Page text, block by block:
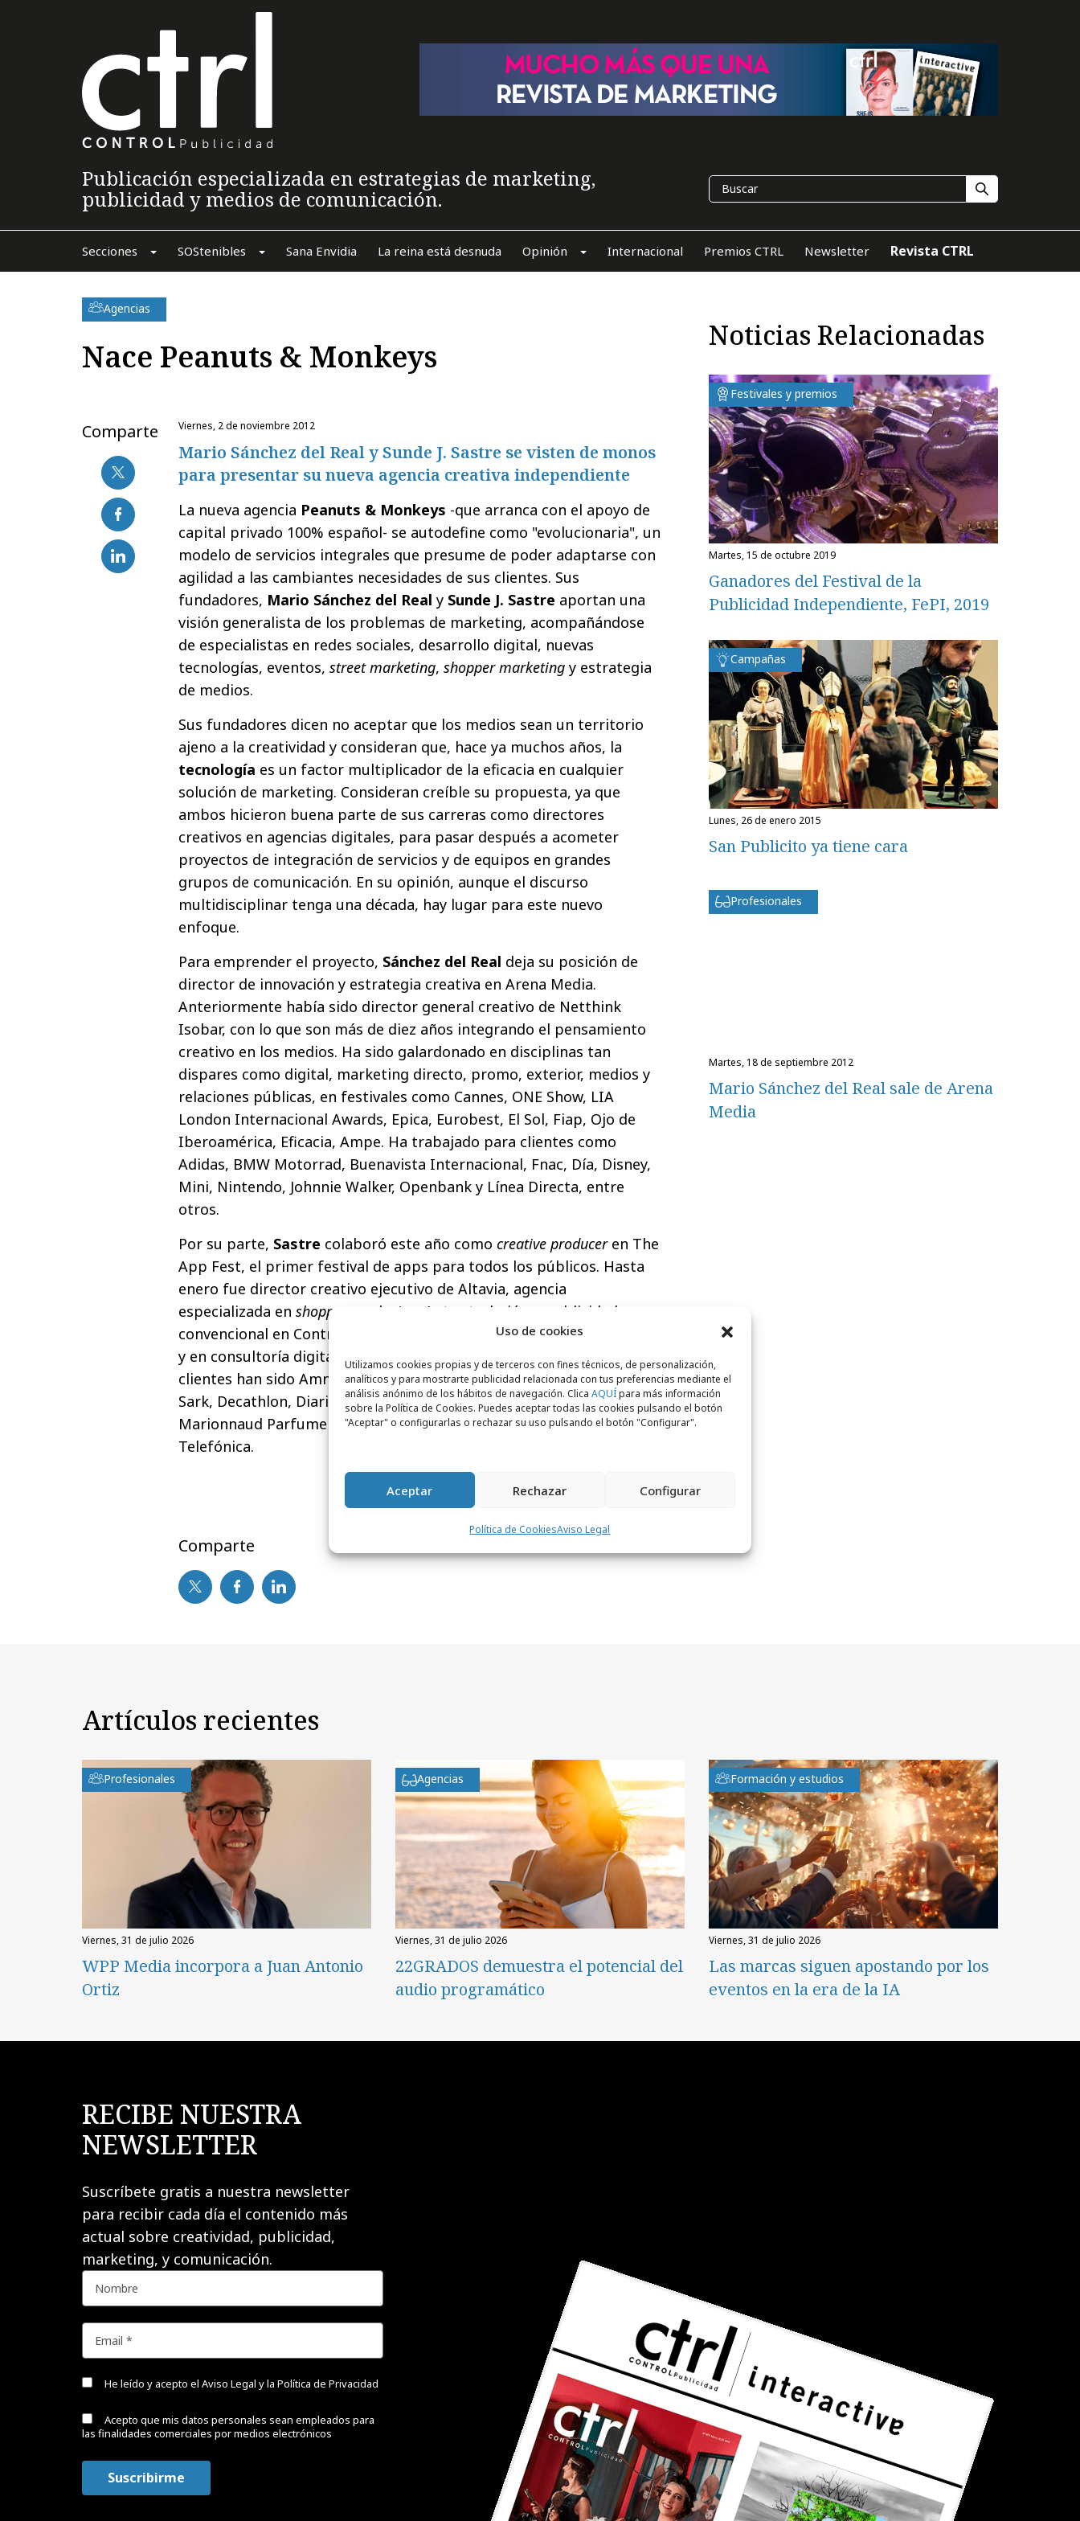
Uso de cookies
Utilizamos cookies propias y de terceros con fines técnicos, de personalización,
analíticos y para mostrarte publicidad relacionada con tus preferencias mediante el
análisis anónimo de los hábitos de navegación. Clica AQUÍpara más información
sobre la Política de Cookies. Puedes aceptar todas las cookies pulsando el botón
"Aceptar" o configurarlas o rechazar su uso pulsando el botón "Configurar".
Aceptar Rechazar Configurar
Política de CookiesAviso Legal
Publicación especializada en estrategias de marketing,
publicidad y medios de comunicación.
Secciones SOStenibles Sana Envidia La reina está desnuda Opinión Internacional Premios CTRL Newsletter Revista CTRL
Agencias
Nace Peanuts & Monkeys
Comparte viernes, 2 de noviembre 2012
Mario Sánchez del Real y Sunde J. Sastre se visten de monos
para presentar su nueva agencia creativa independiente
La nueva agencia Peanuts & Monkeys -que arranca con el apoyo de
capital privado 100% español- se autodefine como "evolucionaria", un
modelo de servicios integrales que presume de poder adaptarse con
agilidad a las cambiantes necesidades de sus clientes. Sus
fundadores, Mario Sánchez del Real y Sunde J. Sastre aportan una
visión generalista de los problemas de marketing, acompañándose
de especialistas en redes sociales, desarrollo digital, nuevas
tecnologías, eventos, street marketing, shopper marketing y estrategia
de medios.
Sus fundadores dicen no aceptar que los medios sean un territorio
ajeno a la creatividad y consideran que, hace ya muchos años, la
tecnología es un factor multiplicador de la eficacia en cualquier
solución de marketing. Consideran creíble su propuesta, ya que
ambos hicieron buena parte de sus carreras como directores
creativos en agencias digitales, para pasar después a acometer
proyectos de integración de servicios y de equipos en grandes
grupos de comunicación. En su opinión, aunque el discurso
multidisciplinar tenga una década, hay lugar para este nuevo
enfoque.
Para emprender el proyecto, Sánchez del Real deja su posición de
director de innovación y estrategia creativa en Arena Media.
Anteriormente había sido director general creativo de Netthink
Isobar, con lo que son más de diez años integrando el pensamiento
creativo en los medios. Ha sido galardonado en disciplinas tan
dispares como digital, marketing directo, promo, exterior, medios y
relaciones públicas, en festivales como Cannes, ONE Show, LIA
London Internacional Awards, Epica, Eurobest, El Sol, Fiap, Ojo de
Iberoamérica, Eficacia, Ampe. Ha trabajado para clientes como
Adidas, BMW Motorrad, Buenavista Internacional, Fnac, Día, Disney,
Mini, Nintendo, Johnnie Walker, Openbank y Línea Directa, entre
otros.
Por su parte, Sastre colaboró este año como creative produceren The
App Fest, el primer festival de apps para todos los públicos. Hasta
enero fue director creativo ejecutivo de Altavia, agencia
especializada en shopper marketing
. Antes trabajó en publicidad
convencional en Contrapunto BBDO, en marketing relacional en DDB
y en consultoría digital en Icon Medialab-LBi. Algunos de sus
clientes han sido Amnistía Internacional, Cetelem, Chrysler, Cutty
Sark, Decathlon, Diario As, Digital+, Inversis Banco, Jazztel,
Marionnaud Parfumeries, Mazda, PC City, Pfizer, Philips, Sanitas y
Telefónica.
Comparte
Noticias Relacionadas
Festivales y premios
martes, 15 de octubre 2019
Ganadores del Festival de la
Publicidad Independiente, FePI, 2019
Campañas
lunes, 26 de enero 2015
San Publicito ya tiene cara
Profesionales
martes, 18 de septiembre 2012
Mario Sánchez del Real sale de Arena
Media
Artículos recientes
Profesionales
viernes, 31 de julio 2026
WPP Media incorpora a Juan Antonio
Ortiz
Agencias
viernes, 31 de julio 2026
22GRADOS demuestra el potencial del
audio programático
Formación y estudios
viernes, 31 de julio 2026
Las marcas siguen apostando por los
eventos en la era de la IA
RECIBE NUESTRA
NEWSLETTER
Suscríbete gratis a nuestra newsletter
para recibir cada día el contenido más
actual sobre creatividad, publicidad,
marketing, y comunicación.
He leído y acepto el Aviso Legal y la Política de Privacidad
Acepto que mis datos personales sean empleados para
las finalidades comerciales por medios electrónicos